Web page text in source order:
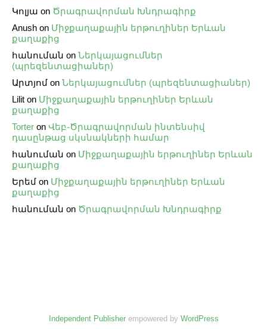
Կոլյա on Ծրագրավորման Խնդրագիրք
Anush on Միջքաղաքային երթուղիներ Երևան
քաղաքից
հանուման on Ներկայացումներ
(պրեզենտացիաներ)
Արտյոմ on Ներկայացումներ (պրեզենտացիաներ)
Lilit on Միջքաղաքային երթուղիներ Երևան
քաղաքից
Torter on Վեբ֊Ծրագրավորման ինտենսիվ
դասընթաց սկսնակների համար
հանուման on Միջքաղաքային երթուղիներ Երևան
քաղաքից
Երեմ on Միջքաղաքային երթուղիներ Երևան
քաղաքից
հանուման on Ծրագրավորման Խնդրագիրք
Independent Publisherempowered by WordPress